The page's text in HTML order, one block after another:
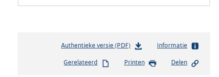
Authentieke versie (PDF)b
s
Informatie
Gerelateerd Printen Delen